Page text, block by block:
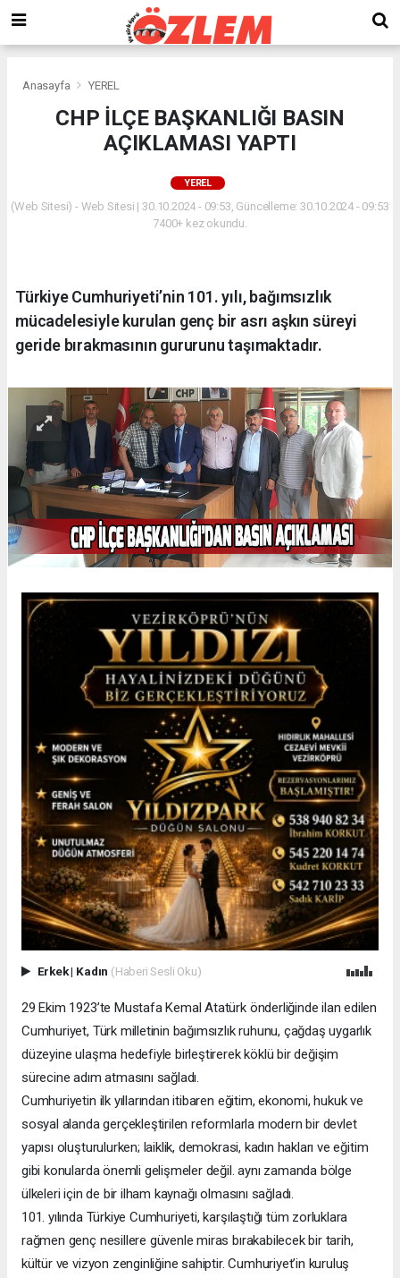
Anasayfa YEREL
CHP İLÇE BAŞKANLIĞI BASIN
AÇIKLAMASI YAPTI
YEREL
(Web Sitesi) - Web Sitesi | 30.10.2024 - 09:53, Güncelleme: 30.10.2024 - 09:53
7400+ kez okundu.
Türkiye Cumhuriyeti’nin 101. yılı, bağımsızlık
mücadelesiyle kurulan genç bir asrı aşkın süreyi
geride bırakmasının gururunu taşımaktadır.
Erkek| Kadın (Haberi Sesli Oku)
29 Ekim 1923’te Mustafa Kemal Atatürk önderliğinde ilan edilen
Cumhuriyet, Türk milletinin bağımsızlık ruhunu, çağdaş uygarlık
düzeyine ulaşma hedefiyle birleştirerek köklü bir değişim
sürecine adım atmasını sağladı.
Cumhuriyetin ilk yıllarından itibaren eğitim, ekonomi, hukuk ve
sosyal alanda gerçekleştirilen reformlarla modern bir devlet
yapısı oluşturulurken; laiklik, demokrasi, kadın hakları ve eğitim
gibi konularda önemli gelişmeler değil. aynı zamanda bölge
ülkeleri için de bir ilham kaynağı olmasını sağladı.
101. yılında Türkiye Cumhuriyeti, karşılaştığı tüm zorluklara
rağmen genç nesillere güvenle miras bırakabilecek bir tarih,
kültür ve vizyon zenginliğine sahiptir. Cumhuriyet’in kuruluş